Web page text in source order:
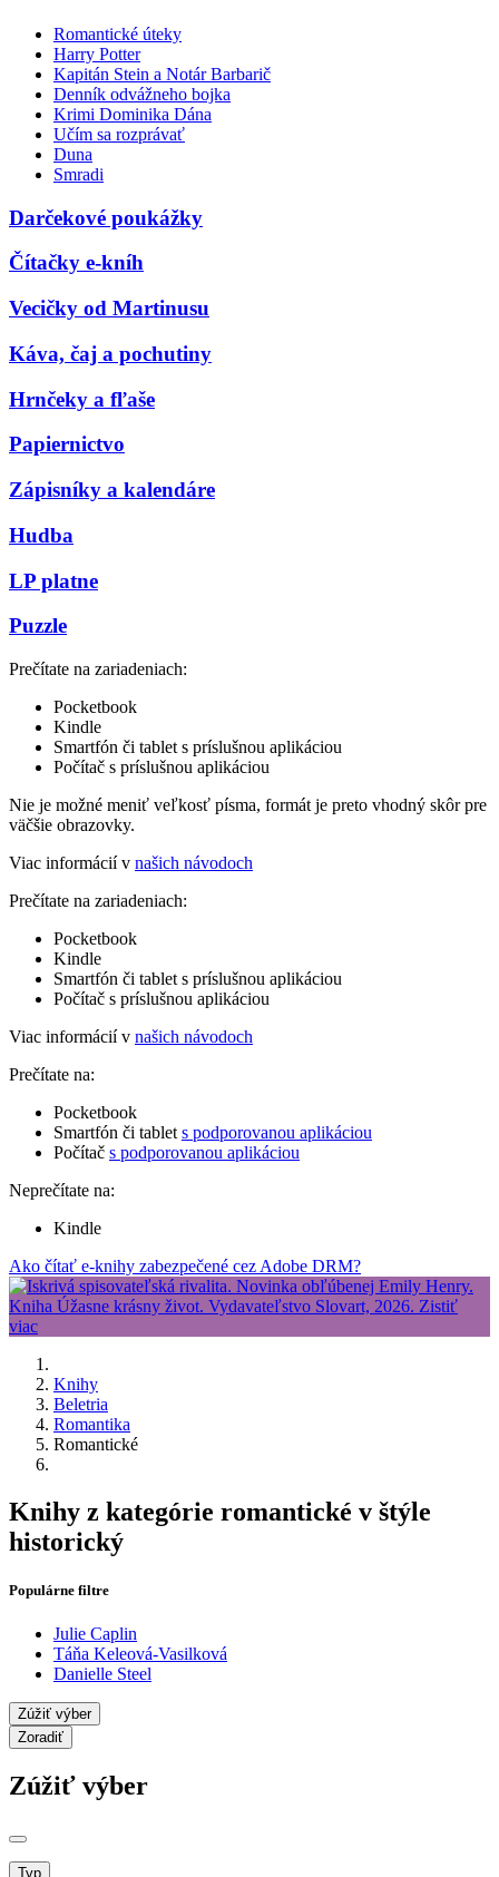
Romantické úteky
Harry Potter
Kapitán Stein a Notár Barbarič
Denník odvážneho bojka
Krimi Dominika Dána
Učím sa rozprávať
Duna
Smradi
Darčekové poukážky
Čítačky e-kníh
Vecičky od Martinusu
Káva, čaj a pochutiny
Hrnčeky a fľaše
Papiernictvo
Zápisníky a kalendáre
Hudba
LP platne
Puzzle
Prečítate na zariadeniach:
Pocketbook
Kindle
Smartfón či tablet s príslušnou aplikáciou
Počítač s príslušnou aplikáciou
Nie je možné meniť veľkosť písma, formát je preto vhodný skôr pre
väčšie obrazovky.
Viac informácií v našich návodoch
Prečítate na zariadeniach:
Pocketbook
Kindle
Smartfón či tablet s príslušnou aplikáciou
Počítač s príslušnou aplikáciou
Viac informácií v našich návodoch
Prečítate na:
Pocketbook
Smartfón či tablet s podporovanou aplikáciou
Počítač s podporovanou aplikáciou
Neprečítate na:
Kindle
Ako čítať e-knihy zabezpečené cez Adobe DRM?
Knihy
Beletria
Romantika
Romantické
Knihy z kategórie romantické v štýle
historický
Populárne filtre
Julie Caplin
Táňa Keleová-Vasilková
Danielle Steel
Zúžiť výber
Zoradiť
Zúžiť výber
Typ